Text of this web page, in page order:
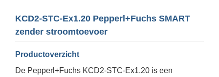
KCD2-STC-Ex1.20 Pepperl+Fuchs SMART
zender stroomtoevoer
Productoverzicht
De Pepperl+Fuchs KCD2-STC-Ex1.20 is een